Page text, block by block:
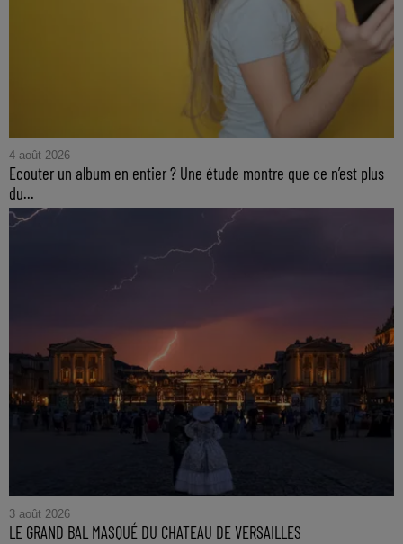
4 août 2026
Ecouter un album en entier ? Une étude montre que ce n’est plus
du...
3 août 2026
LE GRAND BAL MASQUÉ DU CHATEAU DE VERSAILLES